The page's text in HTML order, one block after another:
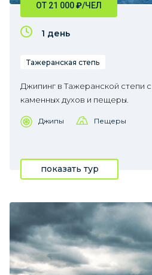
ОТ 21 000₽/ЧЕЛ
1 день
Тажеранская степь
Джипинг в Тажеранской степи
каменных духов и пещеры.
Джипы Пещеры
показать тур